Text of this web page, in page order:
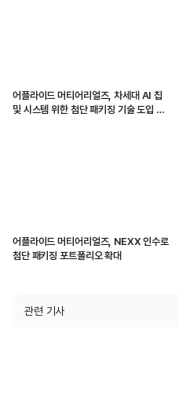
어플라이드 머티어리얼즈, 차세대 AI 칩
및 시스템 위한 첨단 패키징 기술 도입 가
어플라이드 머티어리얼즈, NEXX 인수로
첨단 패키징 포트폴리오 확대
관련 기사